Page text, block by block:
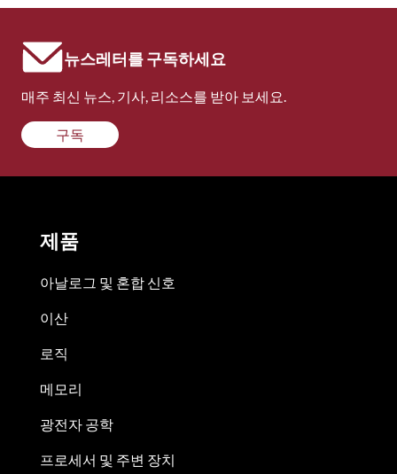
뉴스레터를 구독하세요
매주 최신 뉴스, 기사, 리소스를 받아 보세요.
구독
제품
아날로그 및 혼합 신호
이산
로직
메모리
광전자 공학
프로세서 및 주변 장치